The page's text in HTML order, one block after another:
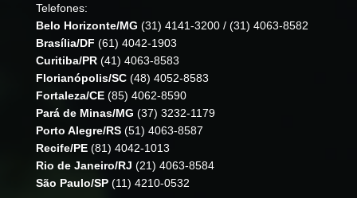
Telefones:
Belo Horizonte/MG (31) 4141-3200 / (31) 4063-8582
Brasília/DF (61) 4042-1903
Curitiba/PR (41) 4063-8583
Florianópolis/SC (48) 4052-8583
Fortaleza/CE (85) 4062-8590
Pará de Minas/MG (37) 3232-1179
Porto Alegre/RS (51) 4063-8587
Recife/PE (81) 4042-1013
Rio de Janeiro/RJ (21) 4063-8584
São Paulo/SP (11) 4210-0532